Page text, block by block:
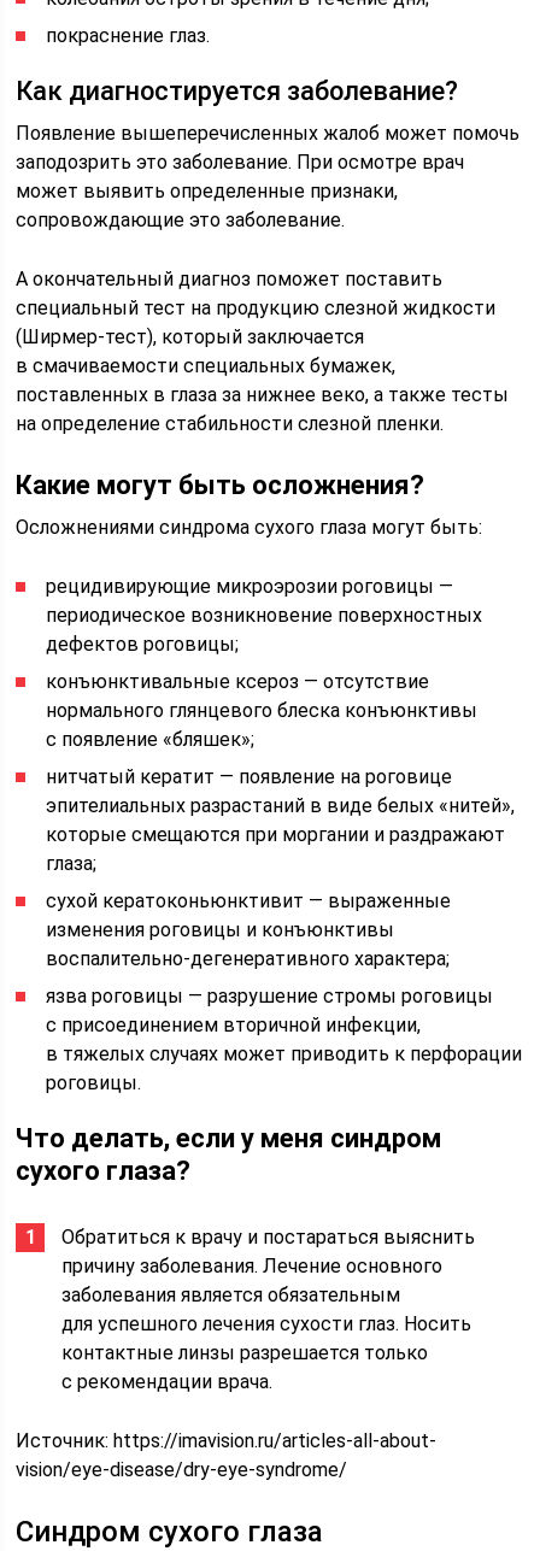
покраснение глаз.
Как диагностируется заболевание?
Появление вышеперечисленных жалоб может помочь
заподозрить это заболевание. При осмотре врач
может выявить определенные признаки,
сопровождающие это заболевание.
А окончательный диагноз поможет поставить
специальный тест на продукцию слезной жидкости
(Ширмер-тест), который заключается
в смачиваемости специальных бумажек,
поставленных в глаза за нижнее веко, а также тесты
на определение стабильности слезной пленки.
Какие могут быть осложнения?
Осложнениями синдрома сухого глаза могут быть:
рецидивирующие микроэрозии роговицы —
периодическое возникновение поверхностных
дефектов роговицы;
конъюнктивальные ксероз — отсутствие
нормального глянцевого блеска конъюнктивы
с появление «бляшек»;
нитчатый кератит — появление на роговице
эпителиальных разрастаний в виде белых «нитей»,
которые смещаются при моргании и раздражают
глаза;
сухой кератоконьюнктивит — выраженные
изменения роговицы и конъюнктивы
воспалительно-дегенеративного характера;
язва роговицы — разрушение стромы роговицы
с присоединением вторичной инфекции,
в тяжелых случаях может приводить к перфорации
роговицы.
Что делать, если у меня синдром
сухого глаза?
Обратиться к врачу и постараться выяснить
причину заболевания. Лечение основного
заболевания является обязательным
для успешного лечения сухости глаз. Носить
контактные линзы разрешается только
с рекомендации врача.
Источник:https://imavision.ru/articles-all-about-
vision/eye-disease/dry-eye-syndrome/
Синдром сухого глаза